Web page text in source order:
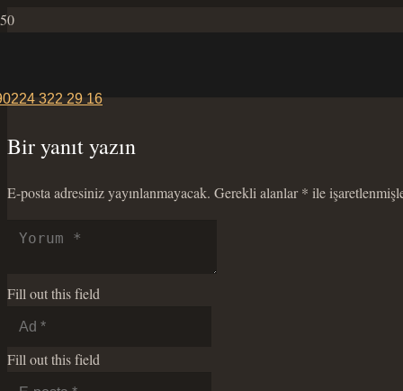
322 29 16
Bir yanıt yazın
E-posta adresiniz yayınlanmayacak. Gerekli alanlar* ile
Fill out this field
Fill out this field